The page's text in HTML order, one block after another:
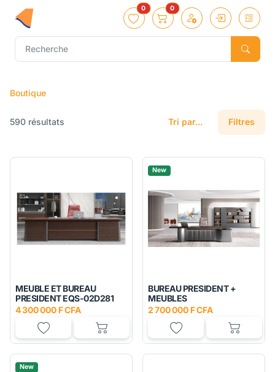
0 0
Boutique
590 résultats Tri par... Filtres
MEUBLE ET BUREAU
PRESIDENT EQS-02D281
4 300 000 F CFA
New
BUREAU PRESIDENT +
MEUBLES
2 700 000 F CFA
New